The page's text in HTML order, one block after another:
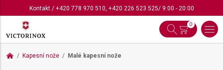
Kontakt/ +420 778 970 510, +420 226 523 525/ 9:00 - 20:00
0
Kapesní nože Malé kapesní nože